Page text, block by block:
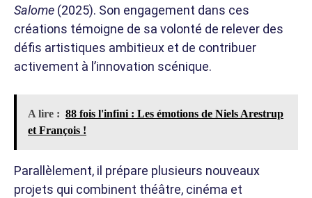
Salome (2025). Son engagement dans ces
créations témoigne de sa volonté de relever des
défis artistiques ambitieux et de contribuer
activement à l’innovation scénique.
A lire : 88 fois l'infini : Les émotions de Niels Arestrup
et François !
Parallèlement, il prépare plusieurs nouveaux
projets qui combinent théâtre, cinéma et